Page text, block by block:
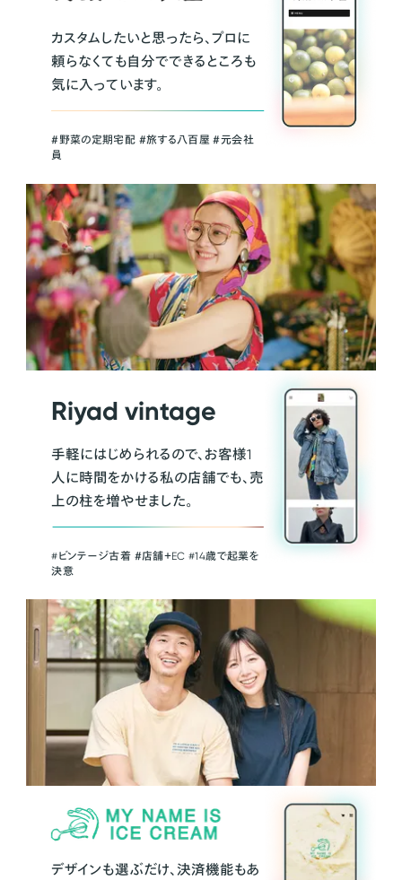
カスタムしたいと思ったら、プロに
頼らなくても自分でできるところも
気に入っています。
＃野菜の定期宅配 ＃旅する八百屋 ＃元会社
員
Riyad vintage
手軽にはじめられるので、お客様1
人に時間をかける私の店舗でも、売
上の柱を増やせました。
#ビンテージ古着 ＃店舗＋EC #14歳で起業を
決意
デザインも選ぶだけ、決済機能もあ